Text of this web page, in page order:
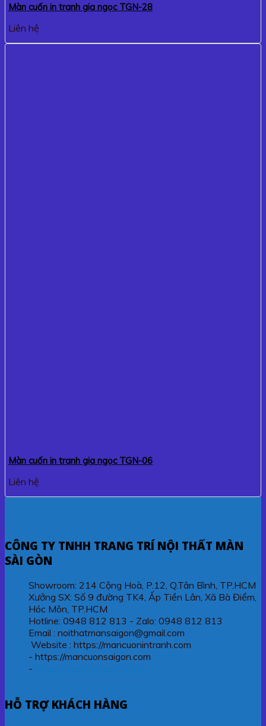
Màn cuốn in tranh gia ngọc TGN-28
Liên hệ
Màn cuốn in tranh gia ngọc TGN-06
Liên hệ
CÔNG TY TNHH TRANG TRÍ NỘI THẤT MÀN
SÀI GÒN
Showroom: 214 Cộng Hoà, P.12, Q.Tân Bình, TP.HCM
Xưởng SX: Số 9 đường TK4, Ấp Tiền Lân, Xã Bà Điểm,
Hóc Môn, TP.HCM
Hotline: 0948 812 813 - Zalo: 0948 812 813
Email : noithatmansaigon@gmail.com
Website : https://mancuonintranh.com
- https://mancuonsaigon.com
-
HỖ TRỢ KHÁCH HÀNG